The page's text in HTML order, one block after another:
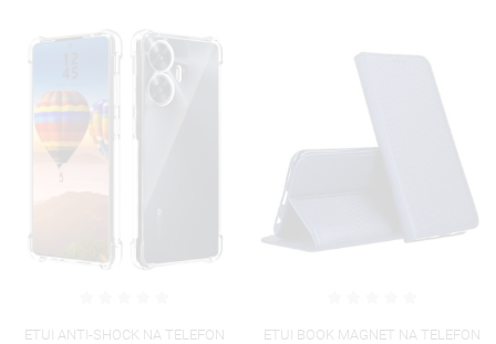
ETUI ANTI-SHOCK NA TELEFON
ETUI BOOK MAGNET NA TELEFON